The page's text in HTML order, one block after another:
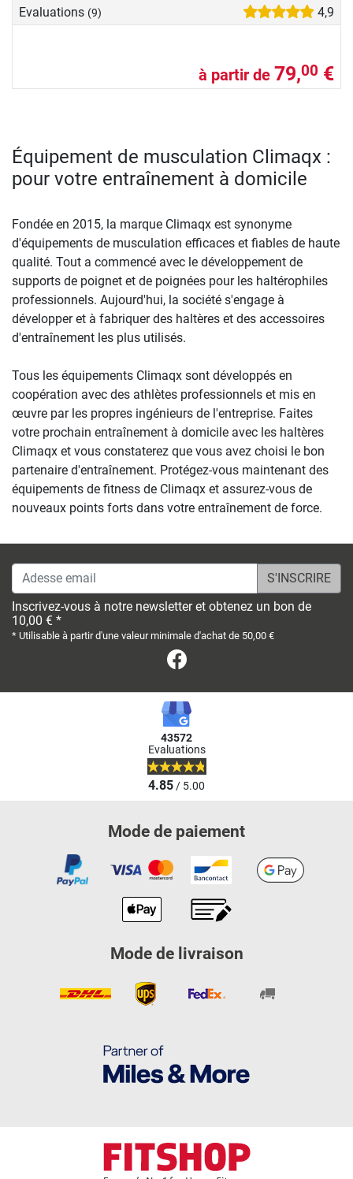
Evaluations (9) 4,9
à partir de 79,00 €
Équipement de musculation Climaqx :
pour votre entraînement à domicile
Fondée en 2015, la marque Climaqx est synonyme
d'équipements de musculation efficaces et fiables de haute
qualité. Tout a commencé avec le développement de
supports de poignet et de poignées pour les haltérophiles
professionnels. Aujourd'hui, la société s'engage à
développer et à fabriquer des haltères et des accessoires
d'entraînement les plus utilisés.
Tous les équipements Climaqx sont développés en
coopération avec des athlètes professionnels et mis en
œuvre par les propres ingénieurs de l'entreprise. Faites
votre prochain entraînement à domicile avec les haltères
Climaqx et vous constaterez que vous avez choisi le bon
partenaire d'entraînement. Protégez-vous maintenant des
équipements de fitness de Climaqx et assurez-vous de
nouveaux points forts dans votre entraînement de force.
Adesse email
Inscrivez-vous à notre newsletter et obtenez un bon de
10,00 € *
* Utilisable à partir d'une valeur minimale d'achat de 50,00 €
43572
Evaluations
4.85/ 5.00
Mode de paiement
Mode de livraison